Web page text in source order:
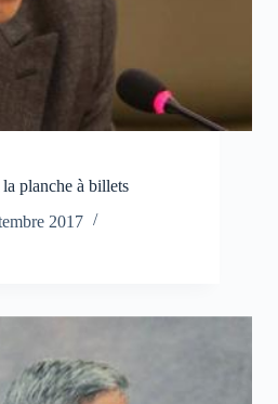
planche à billets
2017